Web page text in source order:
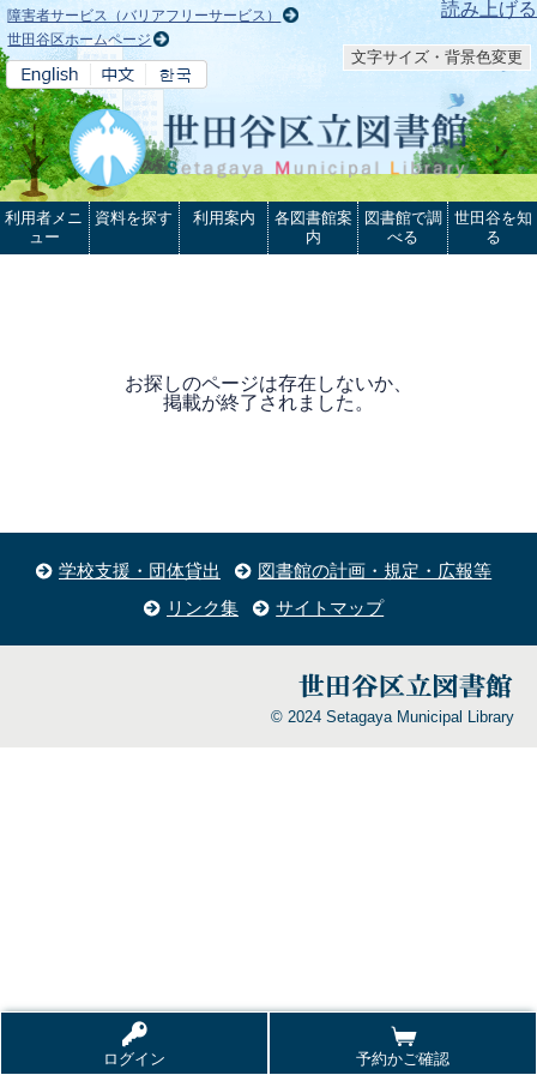
本文へ 読み上げる
障害者サービス（バリアフリーサービス）
世田谷区ホームページ
文字サイズ・背景色変更
ログイン 予約かご確認
利用者メニ
ュー
資料を探す 利用案内
各図書館案
内
図書館で調
べる
世田谷を知
る
お探しのページは存在しないか、
掲載が終了されました。
学校支援・団体貸出
図書館の計画・規定・広報等
リンク集
サイトマップ
© 2024 Setagaya Municipal Library